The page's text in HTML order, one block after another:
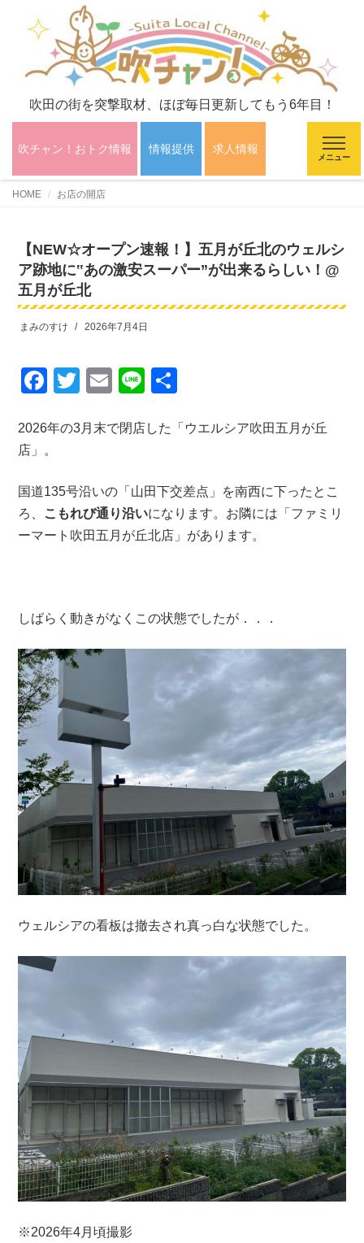
吹田の街を突撃取材、ほぼ毎日更新してもう6年目！
吹チャン！おトク情報 情報提供 求人情報
メニュー
HOME お店の開店
【NEW☆オープン速報！】五月が丘北のウェルシ
ア跡地に‟あの激安スーパー”が出来るらしい！@
五月が丘北
まみのすけ 2026年7月4日
F
c
e
b
o
o
T
tt
E
ail
Li
e
2026年の3月末で閉店した「ウエルシア吹田五月が丘
店」。
国道135号沿いの「山田下交差点」を南西に下ったとこ
ろ、 こもれび通り沿いになります。お隣には「ファミリ
ーマート吹田五月が丘北店」があります。
しばらく動きがなくこの状態でしたが．．．
ウェルシアの看板は撤去され真っ白な状態でした。
※2026年4月頃撮影